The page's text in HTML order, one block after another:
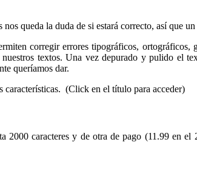
queda la duda de si estará correcto, así que
corregir errores tipográficos,
textos. Una vez depurado y pulido el
queríamos dar.
características. (Click en el título para acceder)
caracteres y de otra de pago (11.99 en